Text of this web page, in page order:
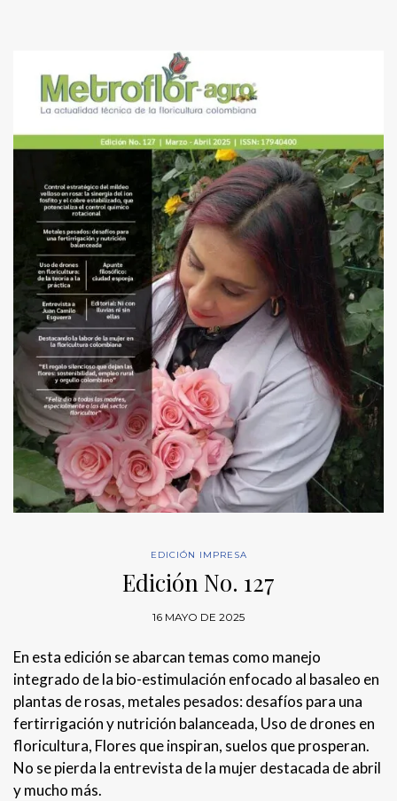
EDICIÓN IMPRESA
Edición No. 127
16 MAYO DE 2025
En esta edición se abarcan temas como manejo
integrado de la bio-estimulación enfocado al basaleo en
plantas de rosas, metales pesados: desafíos para una
fertirrigación y nutrición balanceada, Uso de drones en
floricultura, Flores que inspiran, suelos que prosperan.
No se pierda la entrevista de la mujer destacada de abril
y mucho más.